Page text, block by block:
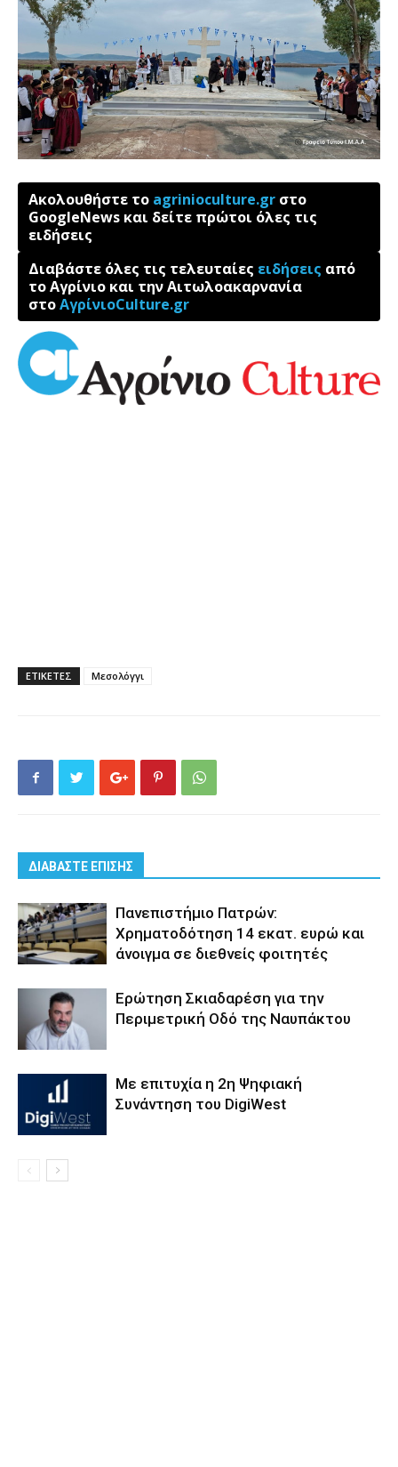
Ακολουθήστε το agrinioculture.gr στο
GoogleNews και δείτε πρώτοι όλες τις
ειδήσεις
Διαβάστε όλες τις τελευταίες ειδήσεις από
το Αγρίνιο και την Αιτωλοακαρνανία
στοΑγρίνιοCulture.gr
ΕΤΙΚΕΤΕΣ Μεσολόγγι
ΔΙΑΒΑΣΤΕ ΕΠΙΣΗΣ
Πανεπιστήμιο Πατρών:
Χρηματοδότηση 14 εκατ. ευρώ και
άνοιγμα σε διεθνείς φοιτητές
Eρώτηση Σκιαδαρέση για την
Περιμετρική Οδό της Ναυπάκτου
Με επιτυχία η 2η Ψηφιακή
Συνάντηση του DigiWest